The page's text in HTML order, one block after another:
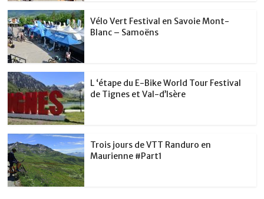
Vélo Vert Festival en Savoie Mont-
Blanc – Samoëns
L ‘étape du E-Bike World Tour Festival
de Tignes et Val-d’Isère
Trois jours de VTT Randuro en
Maurienne #Part1